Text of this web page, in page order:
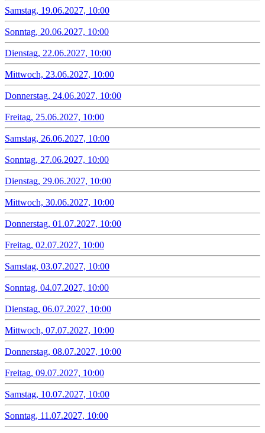
Samstag, 19.06.2027, 10:00
Sonntag, 20.06.2027, 10:00
Dienstag, 22.06.2027, 10:00
Mittwoch, 23.06.2027, 10:00
Donnerstag, 24.06.2027, 10:00
Freitag, 25.06.2027, 10:00
Samstag, 26.06.2027, 10:00
Sonntag, 27.06.2027, 10:00
Dienstag, 29.06.2027, 10:00
Mittwoch, 30.06.2027, 10:00
Donnerstag, 01.07.2027, 10:00
Freitag, 02.07.2027, 10:00
Samstag, 03.07.2027, 10:00
Sonntag, 04.07.2027, 10:00
Dienstag, 06.07.2027, 10:00
Mittwoch, 07.07.2027, 10:00
Donnerstag, 08.07.2027, 10:00
Freitag, 09.07.2027, 10:00
Samstag, 10.07.2027, 10:00
Sonntag, 11.07.2027, 10:00